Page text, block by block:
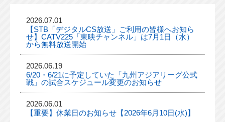
2026.07.01
【STB「デジタルCS放送」ご利用の皆様へお知ら
せ】CATV225「東映チャンネル」は7月1日（水）
から無料放送開始
2026.06.19
6/20・6/21に予定していた「九州アジアリーグ公式
戦」の試合スケジュール変更のお知らせ
2026.06.01
【重要】休業日のお知らせ【2026年6月10日(水)】